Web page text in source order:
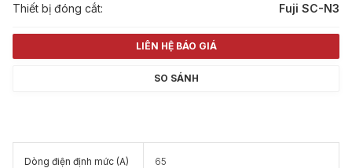
Thiết bị đóng cắt: Fuji SC-N3
LIÊN HỆ BÁO GIÁ
SO SÁNH
Dòng điện định mức (A) 65